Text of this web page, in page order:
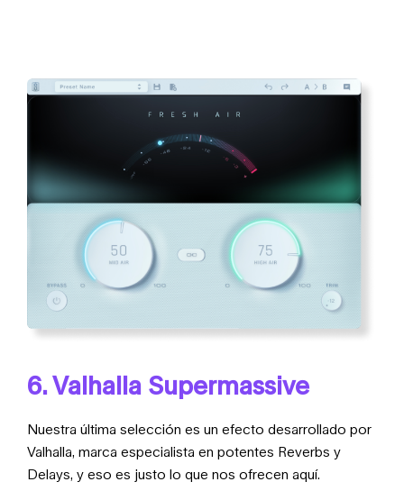
6. Valhalla Supermassive
Nuestra última selección es un efecto desarrollado por
Valhalla, marca especialista en potentes Reverbs y
Delays, y eso es justo lo que nos ofrecen aquí.